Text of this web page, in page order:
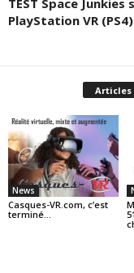
PlayStation VR (PS4)
News
Casques-VR.com, c’est
terminé…